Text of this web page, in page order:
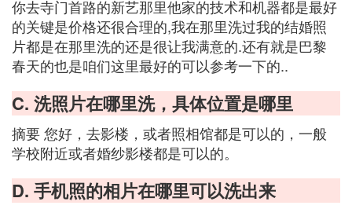
你去寺门首路的新艺那里他家的技术和机器都是最好
的关键是价格还很合理的,我在那里洗过我的结婚照
片都是在那里洗的还是很让我满意的.还有就是巴黎
春天的也是咱们这里最好的可以参考一下的..
C. 洗照片在哪里洗，具体位置是哪里
摘要 您好，去影楼，或者照相馆都是可以的，一般
学校附近或者婚纱影楼都是可以的。
D. 手机照的相片在哪里可以洗出来